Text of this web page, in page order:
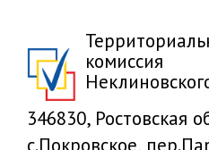
комиссия
346830, Ростовская
с.Покровское,